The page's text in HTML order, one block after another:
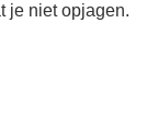
je niet opjagen.